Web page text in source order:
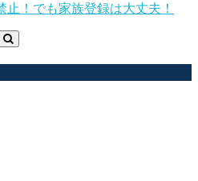
！でも家族登録は大丈夫！